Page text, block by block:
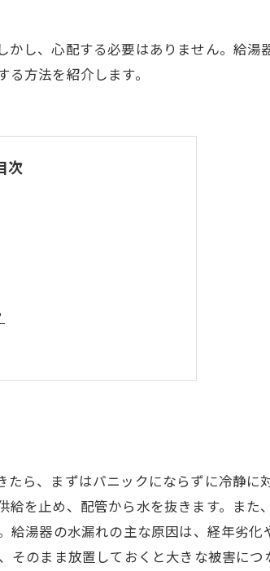
し、心配する必要はありません。給湯
方法を紹介します。
次
ら、まずはパニックにならずに冷静に
を止め、配管から水を抜きます。また
湯器の水漏れの主な原因は、経年劣
のまま放置しておくと大きな被害につ